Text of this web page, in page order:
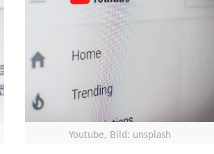
Youtube, Bild: unsplash